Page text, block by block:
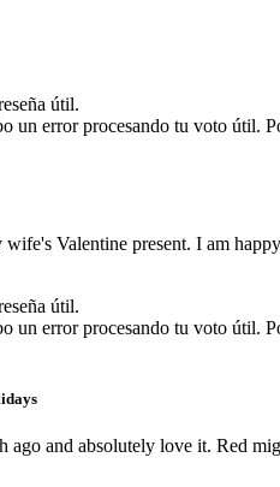
útil.
un error procesando tu voto útil.
Valentine present. I am
útil.
un error procesando tu voto útil.
ago and absolutely love it. Red